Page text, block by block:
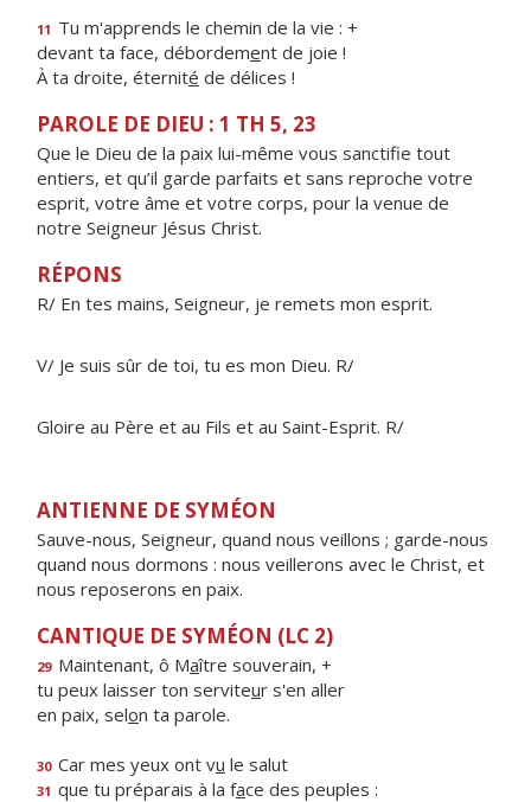
11 Tu m'apprends le chemin de la vie : +
devant ta face, débordement de joie !
À ta droite, éternité de délices !
PAROLE DE DIEU : 1 TH 5, 23
Que le Dieu de la paix lui-même vous sanctifie tout
entiers, et qu’il garde parfaits et sans reproche votre
esprit, votre âme et votre corps, pour la venue de
notre Seigneur Jésus Christ.
RÉPONS
R/ En tes mains, Seigneur, je remets mon esprit.
V/ Je suis sûr de toi, tu es mon Dieu. R/
Gloire au Père et au Fils et au Saint-Esprit. R/
ANTIENNE DE SYMÉON
Sauve-nous, Seigneur, quand nous veillons ; garde-nous
quand nous dormons : nous veillerons avec le Christ, et
nous reposerons en paix.
CANTIQUE DE SYMÉON (LC 2)
29 Maintenant, ô Maître souverain, +
tu peux laisser ton serviteur s'en aller
en paix, selon ta parole.
30 Car mes yeux ont vu le salut
31 que tu préparais à la face des peuples :